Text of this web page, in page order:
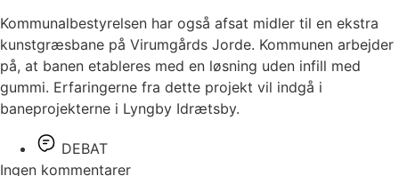
Kommunalbestyrelsen har også afsat midler til en ekstra
kunstgræsbane på Virumgårds Jorde. Kommunen arbejder
på, at banen etableres med en løsning uden infill med
gummi. Erfaringerne fra dette projekt vil indgå i
baneprojekterne i Lyngby Idrætsby.
DEBAT
Ingen kommentarer